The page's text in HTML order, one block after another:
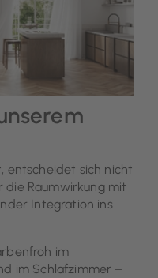
entscheidet sich nicht
die Raumwirkung mit
Integration ins
im
im Schlafzimmer –